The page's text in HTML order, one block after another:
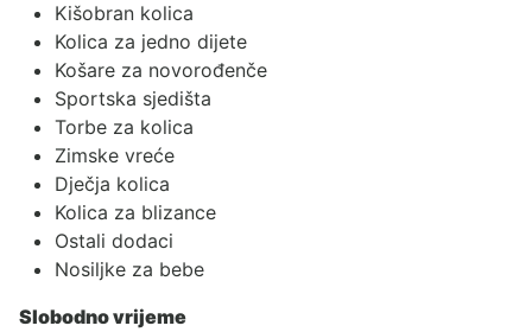
Kišobran kolica
Kolica za jedno dijete
Košare za novorođenče
Sportska sjedišta
Torbe za kolica
Zimske vreće
Dječja kolica
Kolica za blizance
Ostali dodaci
Nosiljke za bebe
Slobodno vrijeme